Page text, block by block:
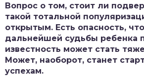
Вопрос о том, стоит ли
такой тотальной
открытым. Есть опасность,
дальнейшей судьбы ребенка
известность может стать
Может, наоборот, станет
успехам.